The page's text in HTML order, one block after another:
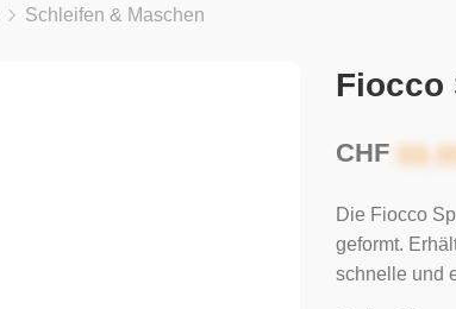
Schleifen & Maschen
Fiocco
CHF
Die Fiocco
geformt.
schnelle und